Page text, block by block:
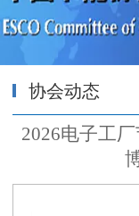
协会动态
2026电子工